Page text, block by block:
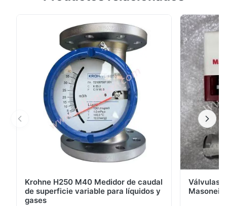
acaricio.y una restricción de derivación integral para
eliminar los problemas de saturación del posicionador
que pueden ocurrir con los ...
Krohne H250 M40 Medidor de caudal
de superficie variable para líquidos y
gases
Válvulas